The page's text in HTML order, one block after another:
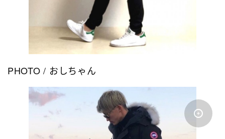
PHOTO / おしちゃん